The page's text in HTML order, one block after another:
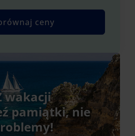
ceny
wakacji
pamiątki, nie